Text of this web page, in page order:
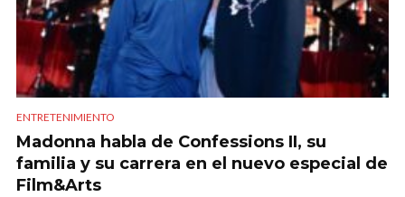
ENTRETENIMIENTO
Madonna habla de Confessions II, su
familia y su carrera en el nuevo especial de
Film&Arts